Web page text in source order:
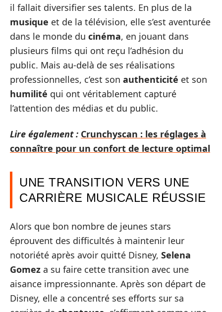
il fallait diversifier ses talents. En plus de la
musique et de la télévision, elle s’est aventurée
dans le monde du cinéma, en jouant dans
plusieurs films qui ont reçu l’adhésion du
public. Mais au-delà de ses réalisations
professionnelles, c’est son authenticité et son
humilité qui ont véritablement capturé
l’attention des médias et du public.
Lire également : Crunchyscan : les réglages à
connaître pour un confort de lecture optimal
UNE TRANSITION VERS UNE
CARRIÈRE MUSICALE RÉUSSIE
Alors que bon nombre de jeunes stars
éprouvent des difficultés à maintenir leur
notoriété après avoir quitté Disney, Selena
Gomez a su faire cette transition avec une
aisance impressionnante. Après son départ de
Disney, elle a concentré ses efforts sur sa